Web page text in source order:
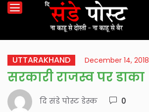
UTTARAKHAND December 14, 2018
सरकारी राजस्व पर डाका
दि संडे पोस्ट डेस्क 0